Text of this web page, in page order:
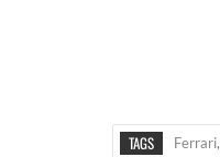
TAGS Ferrari,